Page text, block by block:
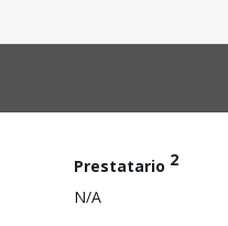
Prestatario 2
N/A